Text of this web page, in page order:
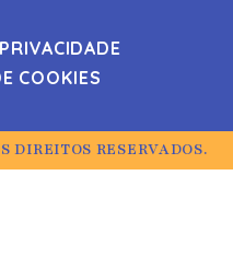
COOKIES
DIREITOS RESERVADOS.